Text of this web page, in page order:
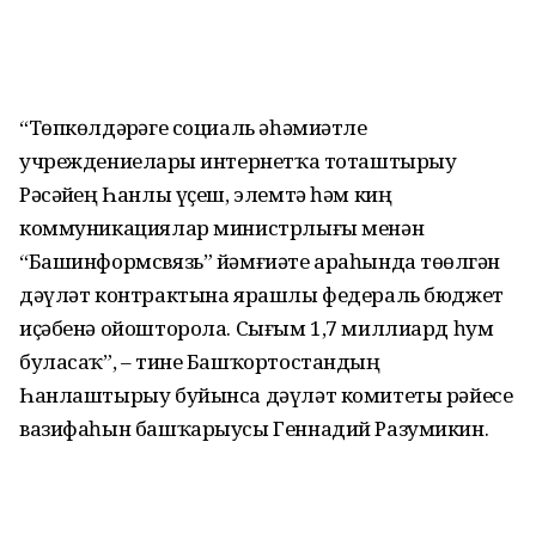
“Төпкөлдәрҙәге социаль әһәмиәтле
учреждениеларҙы интернетҡа тоташтырыу
Рәсәйҙең Һанлы үҫеш, элемтә һәм киң
коммуникациялар министрлығы менән
“Башинформсвязь” йәмғиәте араһында төҙөлгән
дәүләт контрактына ярашлы федераль бюджет
иҫәбенә ойошторола. Сығым 1,7 миллиард һум
буласаҡ”, – тине Башҡортостандың
Һанлаштырыу буйынса дәүләт комитеты рәйесе
вазифаһын башҡарыусы Геннадий Разумикин.